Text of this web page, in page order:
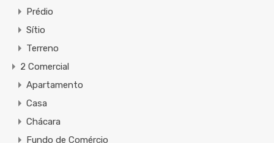
Prédio
Sítio
Terreno
2 Comercial
Apartamento
Casa
Chácara
Fundo de Comércio